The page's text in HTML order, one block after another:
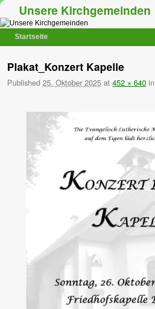
Unsere Kirchgemeinden
Startseite
Plakat_Konzert Kapelle
Published 25. Oktober 2025 at 452 × 640 in